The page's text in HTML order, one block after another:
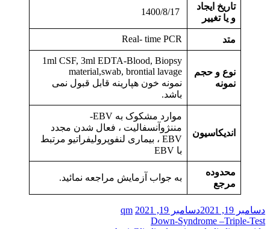
تاریخ ایجاد
و یا تغییر
متد Real- time PCR
نوع و حجم
نمونه
1ml CSF, 3ml EDTA-Blood, Biopsy
material,swab, brontial lavage
نمونه خون هپارینه قابل قبول نمی
باشد.
اندیکاسیون
موارد مشکوک به EBV-
مننژوآنسفالیت ، فعال شدن مجدد
EBV ، بیماری لنفوپرولیفراتیو مرتبط
با EBV
محدوده
مرجع
به جواب آزمایش مراجعه نمائید.
دسامبر 19, 2021 دسامبر 19, 2021 qm
راهبری
Down-Syndrome –Triple-Test